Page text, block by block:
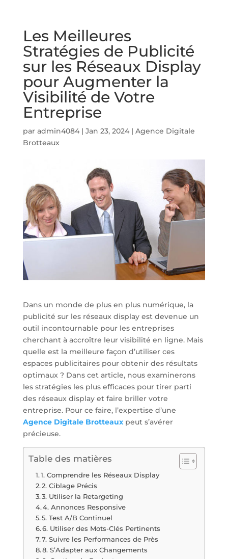
Les Meilleures
Stratégies de Publicité
sur les Réseaux Display
pour Augmenter la
Visibilité de Votre
Entreprise
par admin4084| Jan 23, 2024| Agence Digitale
Brotteaux
Dans un monde de plus en plus numérique, la
publicité sur les réseaux display est devenue un
outil incontournable pour les entreprises
cherchant à accroître leur visibilité en ligne. Mais
quelle est la meilleure façon d’utiliser ces
espaces publicitaires pour obtenir des résultats
optimaux ? Dans cet article, nous examinerons
les stratégies les plus efficaces pour tirer parti
des réseaux display et faire briller votre
entreprise. Pour ce faire, l’expertise d’une
Agence Digitale Brotteauxpeut s’avérer
précieuse.
Table des matières
1. Comprendre les Réseaux Display
2. Ciblage Précis
3. Utiliser la Retargeting
4. Annonces Responsive
5. Test A/B Continuel
6. Utiliser des Mots-Clés Pertinents
7. Suivre les Performances de Près
8. S’Adapter aux Changements